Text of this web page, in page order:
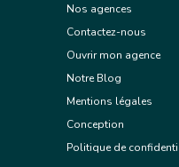
Nos agences
Contactez-nous
Ouvrir mon agence
Notre Blog
Mentions légales
Conception
Politique de